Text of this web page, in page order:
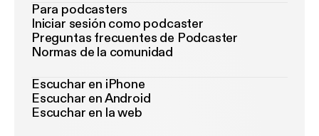
Para podcasters
Iniciar sesión como podcaster
Preguntas frecuentes de Podcaster
Normas de la comunidad
Escuchar en iPhone
Escuchar en Android
Escuchar en la web